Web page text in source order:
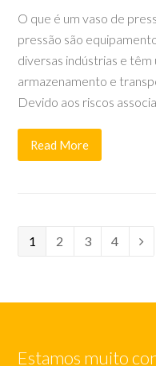
O que é um vaso de
pressão são
diversas indústrias e
armazenamento e
Devido aos riscos
Read More
Page
1 Page
2 Page
3 Page
4
Estamos muito